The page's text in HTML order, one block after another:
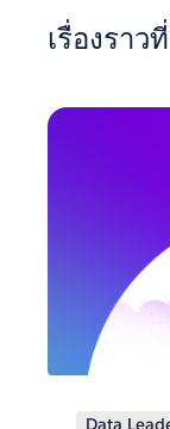
เรื่องราว
Data